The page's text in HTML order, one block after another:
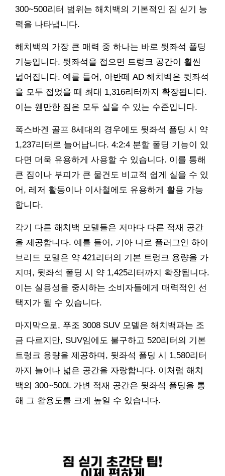
300~500리터 범위는 해치백의 기본적인 짐 싣기 능
력을 나타냅니다.
해치백의 가장 큰 매력 중 하나는 바로 뒷좌석 폴딩
기능입니다. 뒷좌석을 접으면 트렁크 공간이 훨씬
넓어집니다. 예를 들어, 아반떼 AD 해치백은 뒷좌석
을 모두 접었을 때 최대 1,316리터까지 확장됩니다.
이는 웬만한 짐은 모두 실을 수 있는 수준입니다.
폭스바겐 골프 8세대의 경우에도 뒷좌석 폴딩 시 약
1,237리터로 늘어납니다. 4:2:4 분할 폴딩 기능이 있
다면 더욱 유용하게 사용할 수 있습니다. 이를 통해
큰 짐이나 부피가 큰 물건도 비교적 쉽게 실을 수 있
어, 레저 활동이나 이사철에도 유용하게 활용 가능
합니다.
각기 다른 해치백 모델들은 저마다 다른 적재 공간
을 제공합니다. 예를 들어, 기아 니로 플러그인 하이
브리드 모델은 약 421리터의 기본 트렁크 용량을 가
지며, 뒷좌석 폴딩 시 약 1,425리터까지 확장됩니다.
이는 실용성을 중시하는 소비자들에게 매력적인 선
택지가 될 수 있습니다.
마지막으로, 푸조 3008 SUV 모델은 해치백과는 조
금 다르지만, SUV임에도 불구하고 520리터의 기본
트렁크 용량을 제공하며, 뒷좌석 폴딩 시 1,580리터
까지 늘어나 넓은 공간을 자랑합니다. 이처럼 해치
백의 300~500L 가변 적재 공간은 뒷좌석 폴딩을 통
해 그 활용도를 크게 높일 수 있습니다.